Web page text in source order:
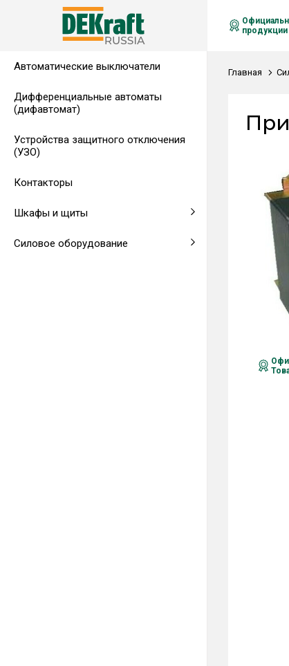
Автоматические выключатели
Дифференциальные автоматы
(дифавтомат)
Устройства защитного отключения
(УЗО)
Контакторы
Шкафы и щиты
Распределительные щиты,
Напольные щиты
Клеммы и комплектующие
Клеммы на DIN-рейку
Аксессуары для щитов
Силовое оборудование
Автоматические выключатели в
Аксессуары
Предохранители
Щитовые приборы
Амперметры
Автоматические воздушные
выключатели
Воздушные автоматические
продукции
Главная